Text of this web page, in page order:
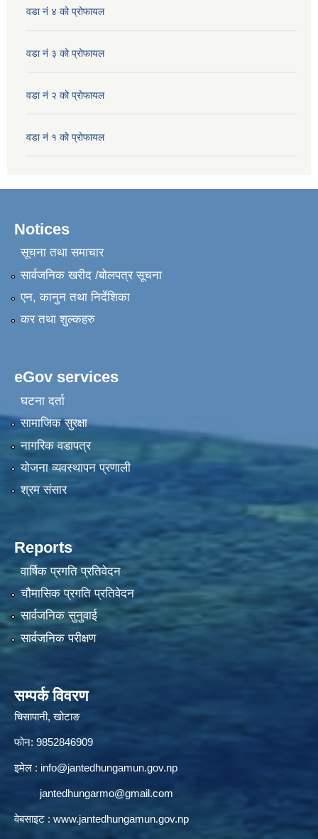
वडा नं ४ को प्रोफायल
वडा नं ३ को प्रोफायल
वडा नं २ को प्रोफायल
वडा नं १ को प्रोफायल
Notices
सूचना तथा समाचार
सार्वजनिक खरीद /बोलपत्र सूचना
एन, कानुन तथा निर्देशिका
कर तथा शुल्कहरु
eGov services
घटना दर्ता
सामाजिक सुरक्षा
नागरिक वडापत्र
योजना व्यवस्थापन प्रणाली
श्रम संसार
Reports
वार्षिक प्रगति प्रतिवेदन
चौमासिक प्रगति प्रतिवेदन
सार्वजनिक सुनुवाई
सार्वजनिक परीक्षण
सम्पर्क विवरण
चिसापानी, खोटाङ
फोन: 9852846909
इमेल : info@jantedhungamun.gov.np
jantedhungarmo@gmail.com
वेबसाइट : www.jantedhungamun.gov.np